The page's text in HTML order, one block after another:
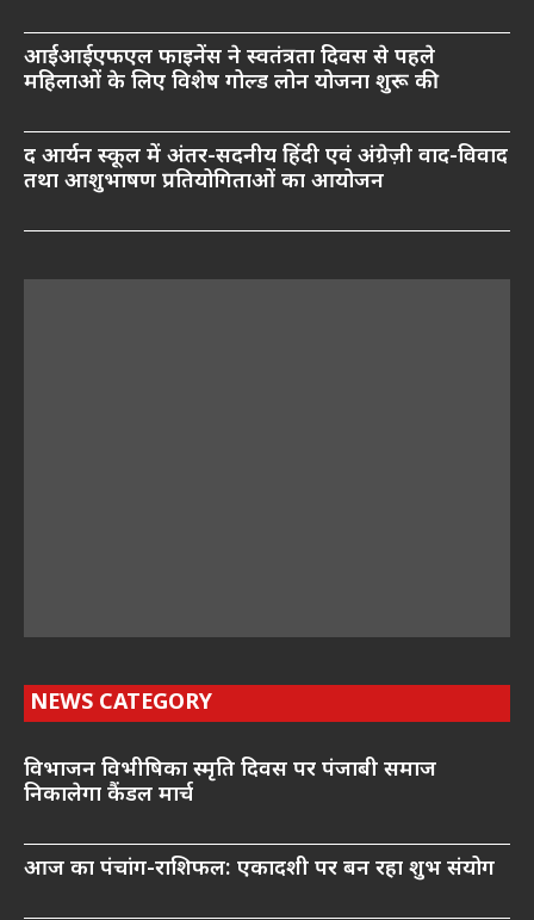
आईआईएफएल फाइनेंस ने स्वतंत्रता दिवस से पहले
महिलाओं के लिए विशेष गोल्ड लोन योजना शुरू की
द आर्यन स्कूल में अंतर-सदनीय हिंदी एवं अंग्रेज़ी वाद-विवाद
तथा आशुभाषण प्रतियोगिताओं का आयोजन
NEWS CATEGORY
विभाजन विभीषिका स्मृति दिवस पर पंजाबी समाज
निकालेगा कैंडल मार्च
आज का पंचांग-राशिफल: एकादशी पर बन रहा शुभ संयोग